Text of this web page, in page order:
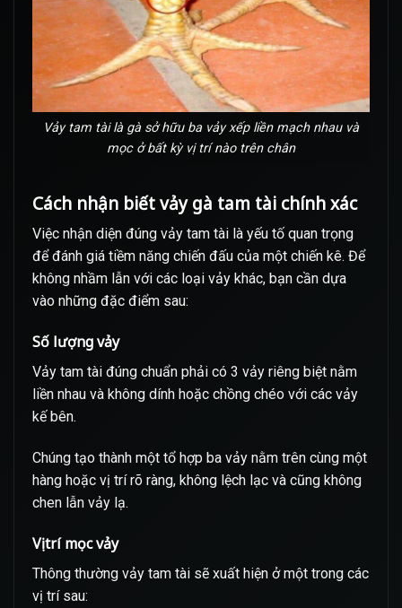
Vảy tam tài là gà sở hữu ba vảy xếp liền mạch nhau và
mọc ở bất kỳ vị trí nào trên chân
Cách nhận biết vảy gà tam tài chính xác
Việc nhận diện đúng vảy tam tài là yếu tố quan trọng
để đánh giá tiềm năng chiến đấu của một chiến kê. Để
không nhầm lẫn với các loại vảy khác, bạn cần dựa
vào những đặc điểm sau:
Số lượng vảy
Vảy tam tài đúng chuẩn phải có 3 vảy riêng biệt nằm
liền nhau và không dính hoặc chồng chéo với các vảy
kế bên.
Chúng tạo thành một tổ hợp ba vảy nằm trên cùng một
hàng hoặc vị trí rõ ràng, không lệch lạc và cũng không
chen lẫn vảy lạ.
Vị trí mọc vảy
Thông thường vảy tam tài sẽ xuất hiện ở một trong các
vị trí sau: